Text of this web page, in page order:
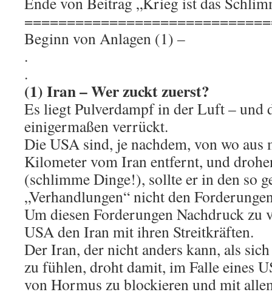
Beginn von Anlagen (1) –
.
.
(1) Iran – Wer zuckt zuerst?
Es liegt Pulverdampf in der Luft – und
einigermaßen verrückt.
Die USA sind, je nachdem, von wo aus
Kilometer vom Iran entfernt, und
(schlimme Dinge!), sollte er in den so
„Verhandlungen“ nicht den
Um diesen Forderungen Nachdruck zu
USA den Iran mit ihren Streitkräften.
Der Iran, der nicht anders kann, als
zu fühlen, droht damit, im Falle eines
von Hormus zu blockieren und mit